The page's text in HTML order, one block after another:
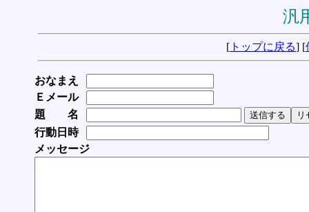
汎
[ トップに戻る] [
おなまえ
Ｅメール
題 名
行動日時
メッセージ